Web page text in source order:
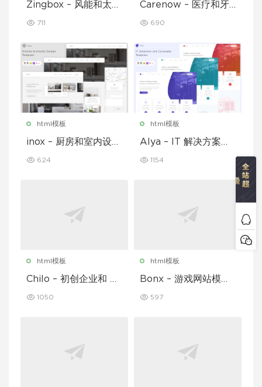
Zingbox – 风能和太阳
711
Carenow – 医疗和牙
690
html模板
inox – 厨房和室内设计
624
html模板
Alya – IT 解决方案和
1154
html模板
Chilo – 初创企业和 Sa
1050
html模板
Bonx – 游戏网站模板
597